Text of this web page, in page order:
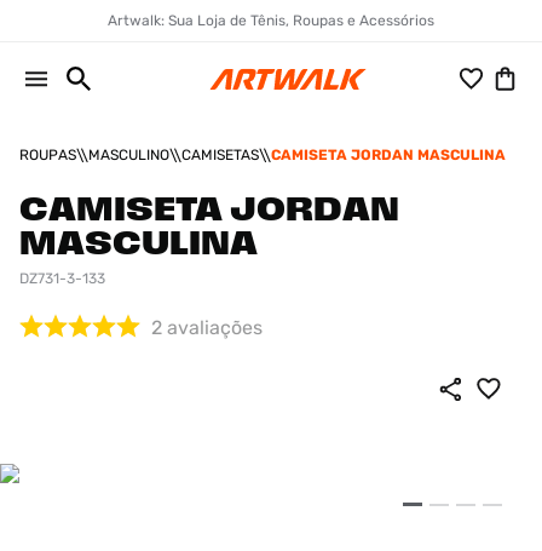
Artwalk: Sua Loja de Tênis, Roupas e Acessórios
ROUPAS MASCULINO CAMISETAS CAMISETA JORDAN MASCULINA
CAMISETA JORDAN
MASCULINA
DZ731-3-133
2 avaliações